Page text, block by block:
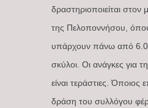
δραστηριοποιείται στον
της Πελοποννήσου, όπου
υπάρχουν πάνω από
σκύλοι. Οι ανάγκες για
είναι τεράστιες. Όποιος
δράση του συλλόγου